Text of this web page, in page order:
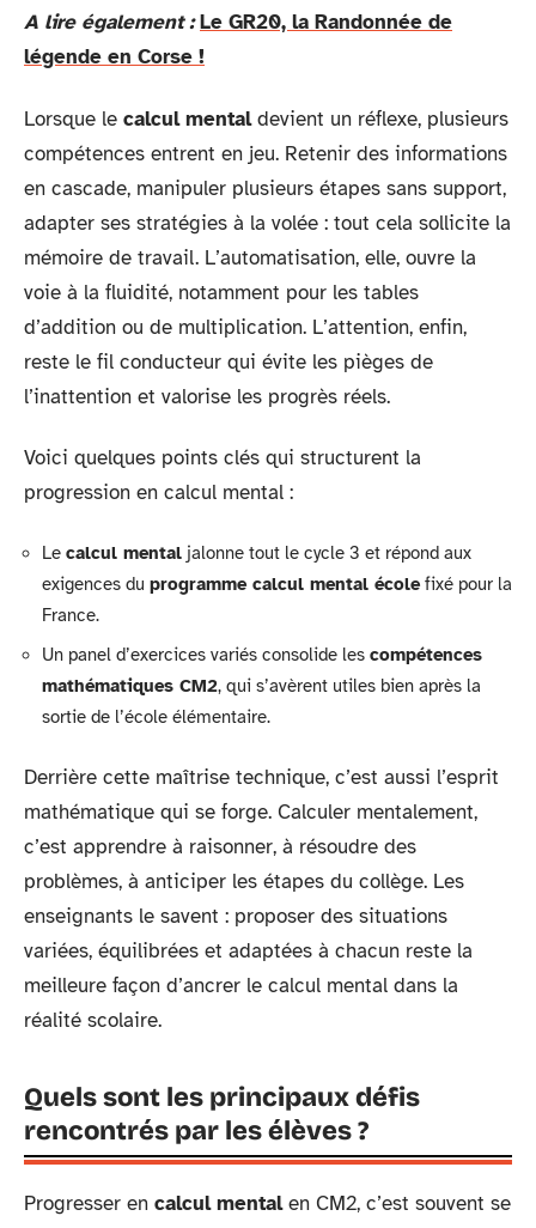
A lire également : Le GR20, la Randonnée de
légende en Corse !
Lorsque le calcul mentaldevient un réflexe, plusieurs
compétences entrent en jeu. Retenir des informations
en cascade, manipuler plusieurs étapes sans support,
adapter ses stratégies à la volée : tout cela sollicite la
mémoire de travail. L’automatisation, elle, ouvre la
voie à la fluidité, notamment pour les tables
d’addition ou de multiplication. L’attention, enfin,
reste le fil conducteur qui évite les pièges de
l’inattention et valorise les progrès réels.
Voici quelques points clés qui structurent la
progression en calcul mental :
Le calcul mental jalonne tout le cycle 3 et répond aux
exigences du programme calcul mental écolefixé pour la
France.
Un panel d’exercices variés consolide les compétences
mathématiques CM2, qui s’avèrent utiles bien après la
sortie de l’école élémentaire.
Derrière cette maîtrise technique, c’est aussi l’esprit
mathématique qui se forge. Calculer mentalement,
c’est apprendre à raisonner, à résoudre des
problèmes, à anticiper les étapes du collège. Les
enseignants le savent : proposer des situations
variées, équilibrées et adaptées à chacun reste la
meilleure façon d’ancrer le calcul mental dans la
réalité scolaire.
Quels sont les principaux défis
rencontrés par les élèves ?
Progresser en calcul mentalen CM2, c’est souvent se